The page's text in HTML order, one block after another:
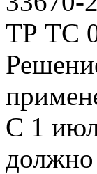
ТР ТС
С 1
должно